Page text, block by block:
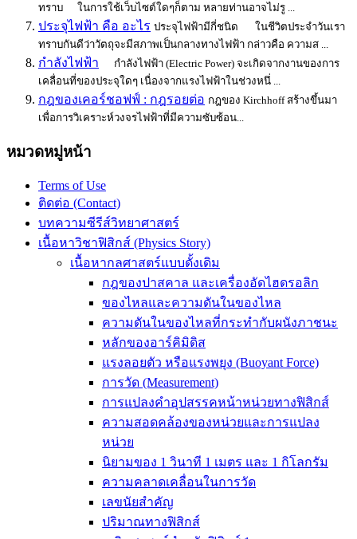
ทราบ ในการใช้เว็บไซต์ใดๆก็ตาม หลายท่านอาจไม่รู ...
ประจุไฟฟ้า คือ อะไร ประจุไฟฟ้ามีกี่ชนิด ในชีวิตประจำวันเรา
ทราบกันดีว่าวัตถุจะมีสภาพเป็นกลางทางไฟฟ้า กล่าวคือ ความส ...
กำลังไฟฟ้า
กำลังไฟฟ้า (Electric Power) จะเกิดจากงานของการ
เคลื่อนที่ของประจุใดๆ เนื่องจากแรงไฟฟ้าในช่วงหนึ่ ...
กฎของเคอร์ชอฟฟ์ : กฎรอยต่อ กฎของ Kirchhoff สร้างขึ้นมา
เพื่อการวิเคราะห์วงจรไฟฟ้าที่มีความซับซ้อน...
หมวดหมู่หน้า
Terms of Use
ติดต่อ (Contact)
บทความซีรีส์วิทยาศาสตร์
เนื้อหาวิชาฟิสิกส์ (Physics Story)
เนื้อหากลศาสตร์แบบดั้งเดิม
กฎของปาสคาล และเครื่องอัดไฮดรอลิก
ของไหลและความดันในของไหล
ความดันในของไหลที่กระทำกับผนังภาชนะ
หลักของอาร์คิมิดิส
แรงลอยตัว หรือแรงพยุง (Buoyant Force)
การวัด (Measurement)
การแปลงคำอุปสรรคหน้าหน่วยทางฟิสิกส์
ความสอดคล้องของหน่วยและการแปลง
หน่วย
นิยามของ 1 วินาที 1 เมตร และ 1 กิโลกรัม
ความคลาดเคลื่อนในการวัด
เลขนัยสำคัญ
ปริมาณทางฟิสิกส์